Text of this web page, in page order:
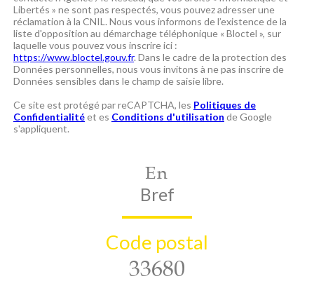
Libertés » ne sont pas respectés, vous pouvez adresser une
réclamation à la CNIL. Nous vous informons de l’existence de la
liste d'opposition au démarchage téléphonique « Bloctel », sur
laquelle vous pouvez vous inscrire ici :
https://www.bloctel.gouv.fr. Dans le cadre de la protection des
Données personnelles, nous vous invitons à ne pas inscrire de
Données sensibles dans le champ de saisie libre.
Ce site est protégé par reCAPTCHA, les Politiques de
Confidentialitéet es Conditions d'utilisation de Google
s'appliquent.
En
Bref
Code postal
33680